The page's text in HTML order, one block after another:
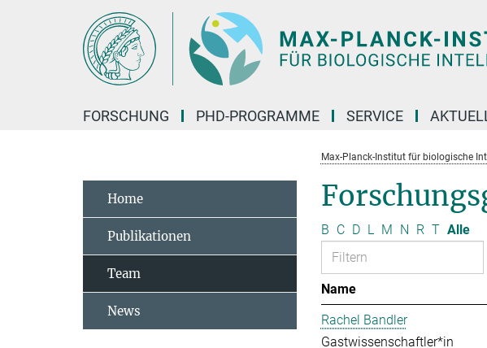
FORSCHUNG PHD-PROGRAMME SERVICE
Max-Planck-Institut für biologische
B C D L M N R T Alle
Name
Rachel Bandler
Gastwissenschaftler*in
Home
Publikationen
Team
News